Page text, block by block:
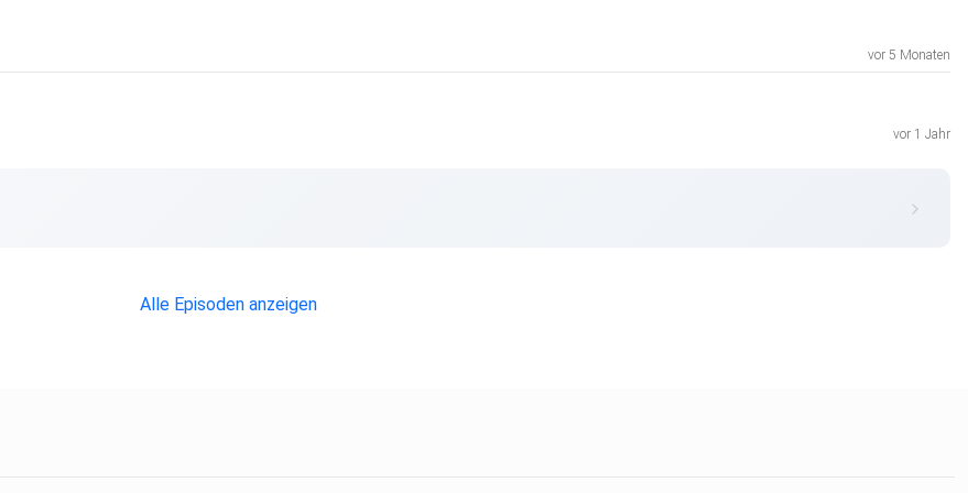
vor 5 Monaten
vor 1 Jahr
Alle Episoden anzeigen